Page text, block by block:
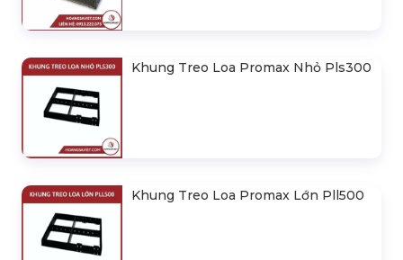
Khung Treo Loa Promax Nhỏ Pls300
Khung Treo Loa Promax Lớn Pll500